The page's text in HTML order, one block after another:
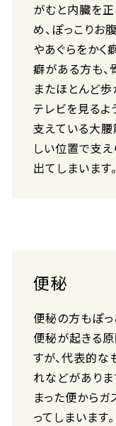
がむと内臓を
め、ぽっこりお
やあぐらをかく
癖がある方も、
またほとんど
テレビを見るよ
支えている大
しい位置で支え
出てしまいます。
便秘
便秘の方もぽっ
便秘が起きる
すが、代表的
れなどがありま
まった便からガ
ってしまいます